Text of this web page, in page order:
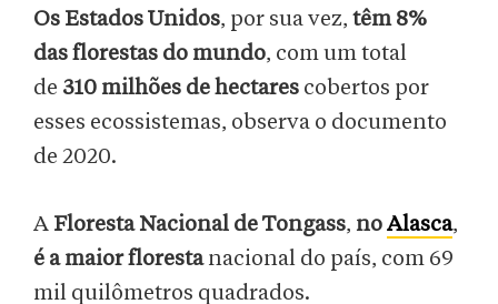
Os Estados Unidos, por sua vez, têm 8%
das florestas do mundo, com um total
de 310 milhões de hectares cobertos por
esses ecossistemas, observa o documento
de 2020.
A Floresta Nacional de Tongass, noAlasca,
é a maior florestanacional do país, com 69
mil quilômetros quadrados.